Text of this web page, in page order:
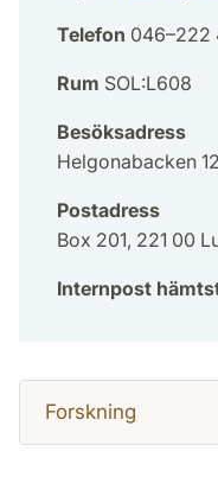
Telefon 046–222
Rum SOL:L608
Besöksadress
Helgonabacken
Postadress
Box 201, 221 00
Internpost
Forskning